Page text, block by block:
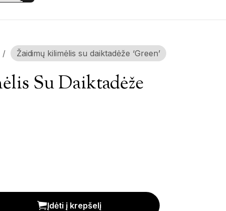
/ Žaidimų kilimėlis su daiktadėže ‘Green’
Su Daiktadėže
'Green' kiekis
Įdėti į krepšelį